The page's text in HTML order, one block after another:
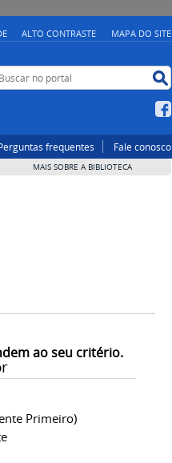
ALTO CONTRASTE MAPA DO SITE
Buscar no portal
frequentes Fale conosco
MAIS SOBRE A BIBLIOTECA
ao seu critério.
Primeiro)